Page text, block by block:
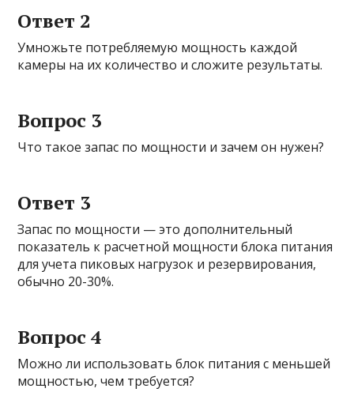
Ответ 2
Умножьте потребляемую мощность каждой
камеры на их количество и сложите результаты.
Вопрос 3
Что такое запас по мощности и зачем он нужен?
Ответ 3
Запас по мощности — это дополнительный
показатель к расчетной мощности блока питания
для учета пиковых нагрузок и резервирования,
обычно 20-30%.
Вопрос 4
Можно ли использовать блок питания с меньшей
мощностью, чем требуется?